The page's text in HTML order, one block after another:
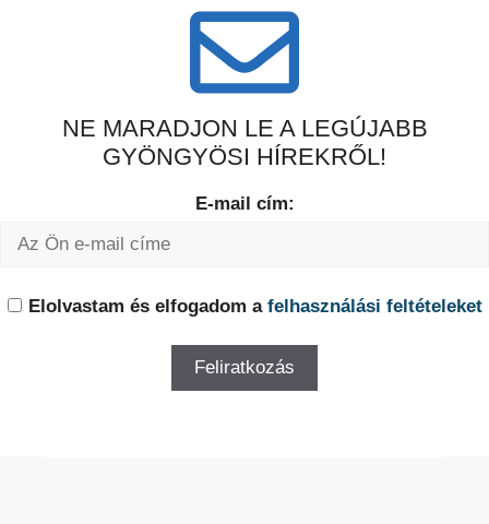
NE MARADJON LE A LEGÚJABB
GYÖNGYÖSI HÍREKRŐL!
E-mail cím:
Elolvastam és elfogadom a felhasználási feltételeket